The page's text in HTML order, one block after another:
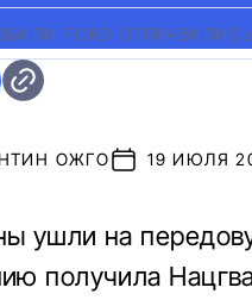
FORD
ОЖГО 19 ИЮЛЯ
ушли на
получила